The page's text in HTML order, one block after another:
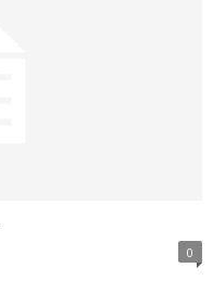
0